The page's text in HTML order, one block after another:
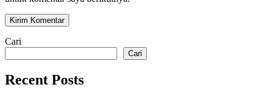
Cari
Cari
Recent Posts